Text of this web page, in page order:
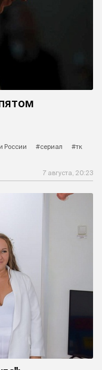
России #сериал #тк
7 августа, 20:23